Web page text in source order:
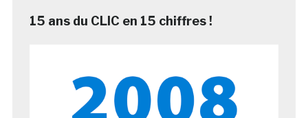
15 ans du CLIC en 15 chiffres !